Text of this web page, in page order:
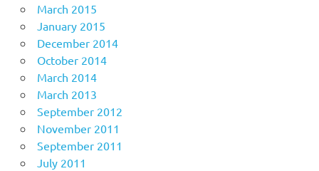
March 2015
January 2015
December 2014
October 2014
March 2014
March 2013
September 2012
November 2011
September 2011
July 2011